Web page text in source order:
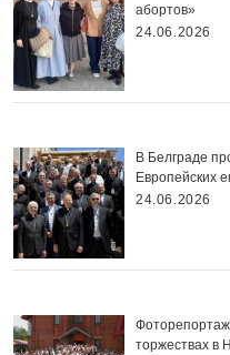
абортов»
24.06.2026
В Белграде
Европейских
24.06.2026
торжествах в